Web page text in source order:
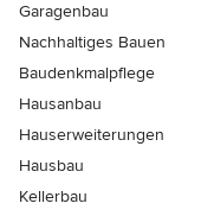
Garagenbau
Nachhaltiges Bauen
Baudenkmalpflege
Hausanbau
Hauserweiterungen
Hausbau
Kellerbau